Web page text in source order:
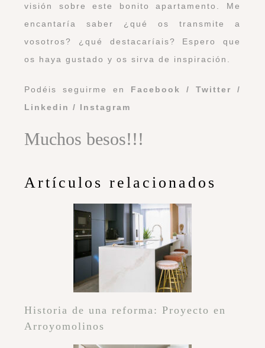
visión sobre este bonito apartamento. Me
encantaría saber ¿qué os transmite a
vosotros? ¿qué destacaríais? Espero que
os haya gustado y os sirva de inspiración.
Podéis seguirme en Facebook / Twitter
/
Linkedin / Instagram
Muchos besos!!!
Artículos relacionados
Historia de una reforma: Proyecto en
Arroyomolinos